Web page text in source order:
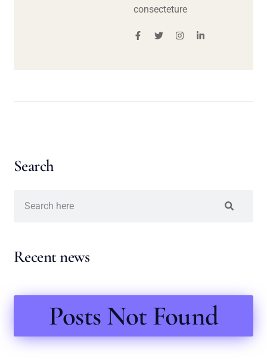
consecteture
Search
Recent news
Posts Not Found